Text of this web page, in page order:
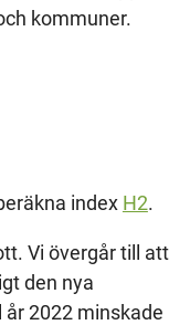
kommuner.
index H2.
Vi övergår till att
den nya
år 2022 minskade